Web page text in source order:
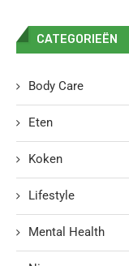
CATEGORIEËN
Body Care
Eten
Koken
Lifestyle
Mental Health